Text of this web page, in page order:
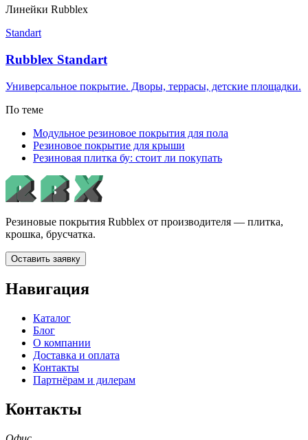
Линейки Rubblex
Standart
Rubblex Standart
Универсальное покрытие. Дворы, террасы, детские площадки.
По теме
Модульное резиновое покрытия для пола
Резиновое покрытие для крыши
Резиновая плитка бу: стоит ли покупать
Резиновые покрытия Rubblex от производителя — плитка,
крошка, брусчатка.
Оставить заявку
Навигация
Каталог
Блог
О компании
Доставка и оплата
Контакты
Партнёрам и дилерам
Контакты